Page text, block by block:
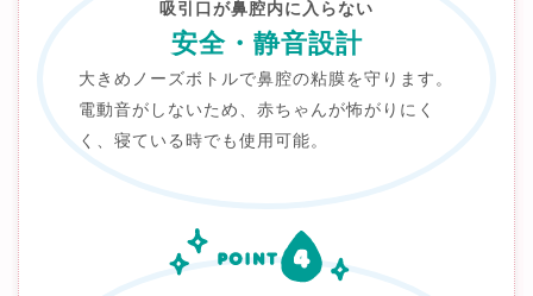
吸引口が鼻腔内に入らない
安全・静音設計
大きめノーズボトルで鼻腔の粘膜を守ります。
電動音がしないため、赤ちゃんが怖がりにく
く、寝ている時でも使用可能。